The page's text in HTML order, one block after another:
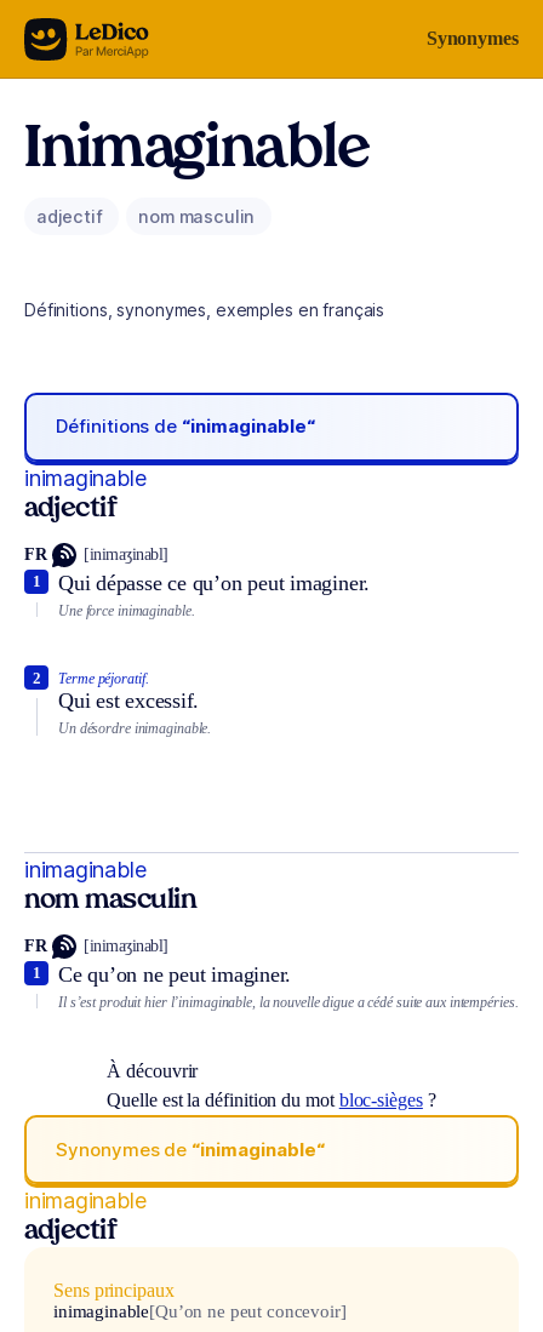
Aller au contenu Synonymes
Inimaginable
adjectif nom masculin
Définitions, synonymes, exemples en français
Définitions de “inimaginable“
inimaginable
adjectif
FR [inimaʒinabl]
Qui dépasse ce qu’on peut imaginer.
1
Une force inimaginable.
Terme péjoratif.
Qui est excessif.
2
Un désordre inimaginable.
inimaginable
nom masculin
FR [inimaʒinabl]
Ce qu’on ne peut imaginer.
1
Il s’est produit hier l’inimaginable, la nouvelle digue a cédé suite aux intempéries.
À découvrir
Quelle est la définition du mot bloc-sièges?
Synonymes de “inimaginable“
inimaginable
adjectif
Sens principaux
inimaginable[Qu’on ne peut concevoir]